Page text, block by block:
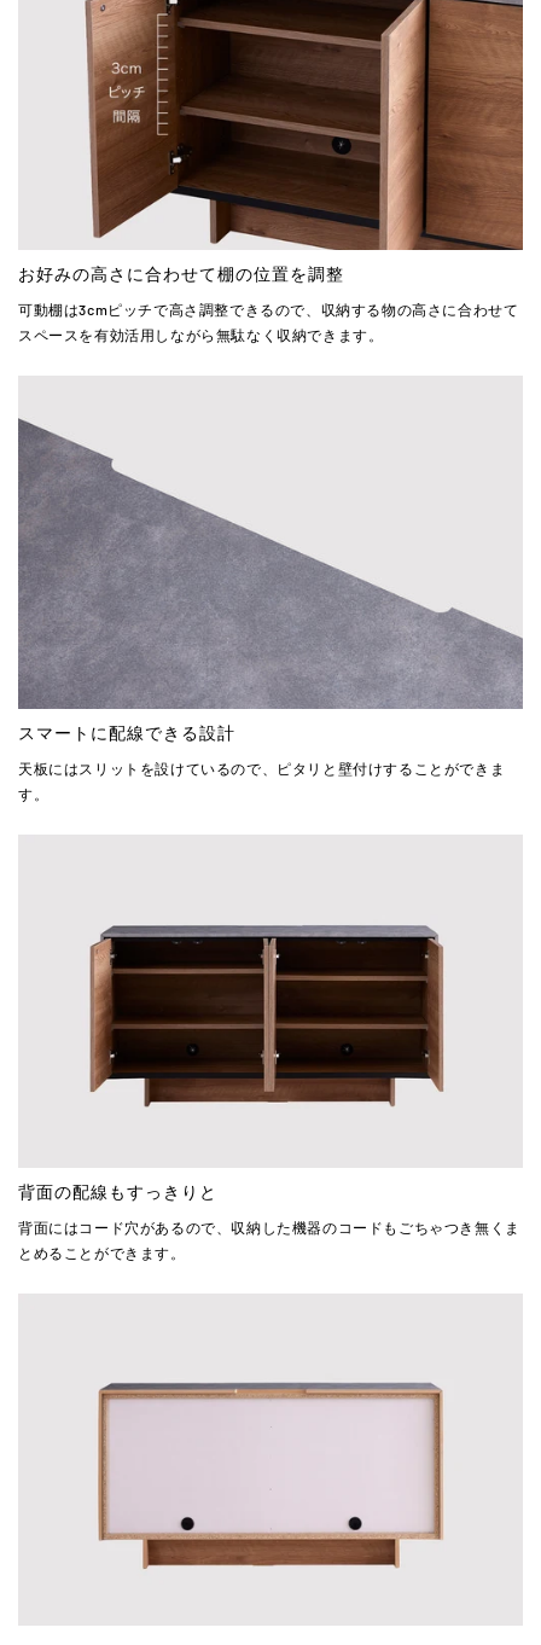
お好みの高さに合わせて棚の位置を調整
可動棚は3cmピッチで高さ調整できるので、収納する物の高さに合わせて
スペースを有効活用しながら無駄なく収納できます。
スマートに配線できる設計
天板にはスリットを設けているので、ピタリと壁付けすることができま
す。
背面の配線もすっきりと
背面にはコード穴があるので、収納した機器のコードもごちゃつき無くま
とめることができます。